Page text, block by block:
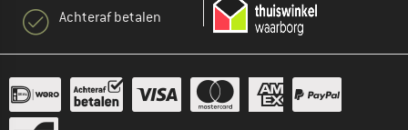
Achteraf betalen